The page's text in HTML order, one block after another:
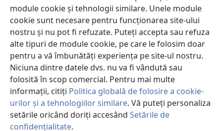
module cookie și tehnologii similare. Unele module
cookie sunt necesare pentru funcționarea site-ului
nostru și nu pot fi refuzate. Puteți accepta sau refuza
alte tipuri de module cookie, pe care le folosim doar
pentru a vă îmbunătăți experiența pe site-ul nostru.
Niciuna dintre datele dvs. nu va fi vândută sau
folosită în scop comercial. Pentru mai multe
informații, citiți Politica globală de folosire a cookie-
urilor și a tehnologiilor similare. Vă puteți personaliza
setările oricând doriți accesând Setările de
confidențialitate.
fereastră
nouă)
deschide
o
fereastră
nouă)
JW Hub ®
(se
deschide
o
fereastră
nouă)
JW Library®
Watchtower Library
Copyright© 2026 Watch Tower Bible and Tract Society of Pennsylvania.
CONDIȚII DE UTILIZARE